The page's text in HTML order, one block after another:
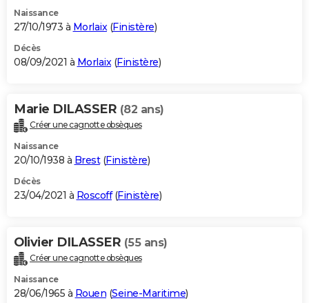
Naissance
27/10/1973 à Morlaix(Finistère)
Décès
08/09/2021 à Morlaix(Finistère)
Marie DILASSER (82 ans)
Créer une cagnotte obsèques
Naissance
20/10/1938 à Brest(Finistère)
Décès
23/04/2021 à Roscoff(Finistère)
Olivier DILASSER (55 ans)
Créer une cagnotte obsèques
Naissance
28/06/1965 à Rouen (Seine-Maritime)